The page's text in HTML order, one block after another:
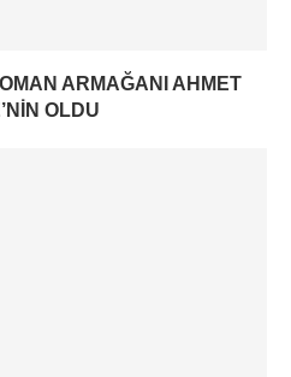
ARMAĞANI AHMET
OLDU